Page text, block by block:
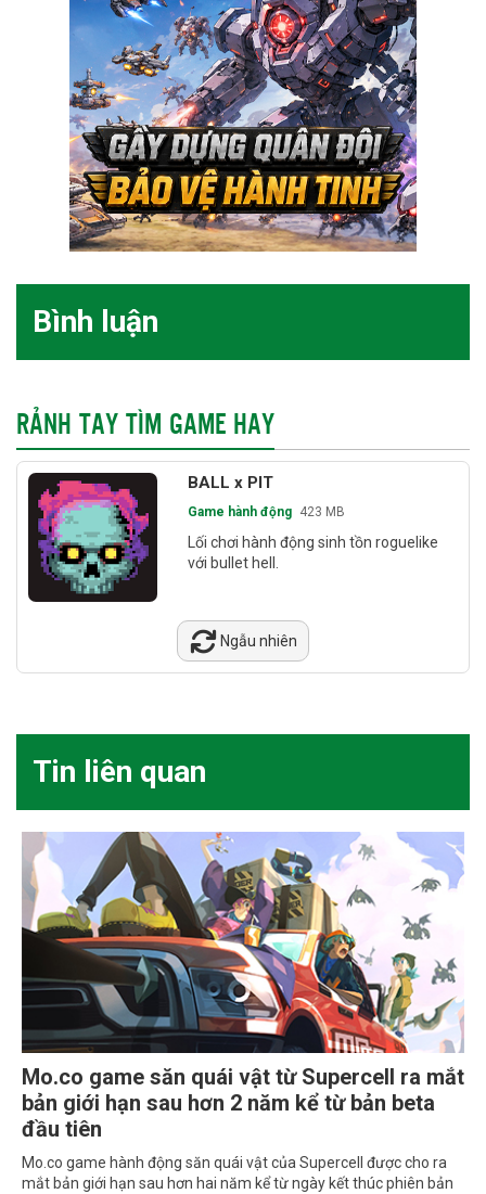
Bình luận
RẢNH TAY TÌM GAME HAY
BALL x PIT
Game hành động 423 MB
Lối chơi hành động sinh tồn roguelike
với bullet hell.
Ngẫu nhiên
Tin liên quan
Mo.co game săn quái vật từ Supercell ra mắt
bản giới hạn sau hơn 2 năm kể từ bản beta
đầu tiên
Mo.co game hành động săn quái vật của Supercell được cho ra
mắt bản giới hạn sau hơn hai năm kể từ ngày kết thúc phiên bản